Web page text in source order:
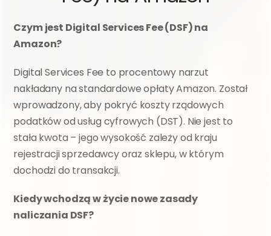
Czym jest Digital Services Fee (DSF) na
Amazon?
Digital Services Fee to procentowy narzut
nakładany na standardowe opłaty Amazon. Został
wprowadzony, aby pokryć koszty rządowych
podatków od usług cyfrowych (DST). Nie jest to
stała kwota – jego wysokość zależy od kraju
rejestracji sprzedawcy oraz sklepu, w którym
dochodzi do transakcji.
Kiedy wchodzą w życie nowe zasady
naliczania DSF?